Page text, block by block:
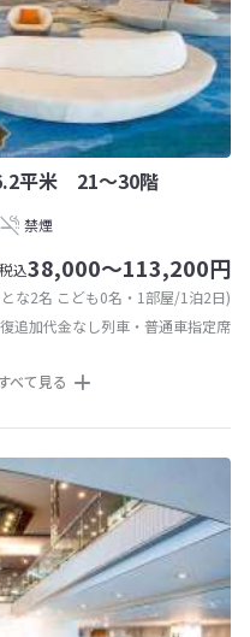
平米 21〜30階
禁煙
税込38,000～113,200円
な2名 こども0名・1部屋/1泊2日)
追加代金なし列車・普通車指定席
べて見る